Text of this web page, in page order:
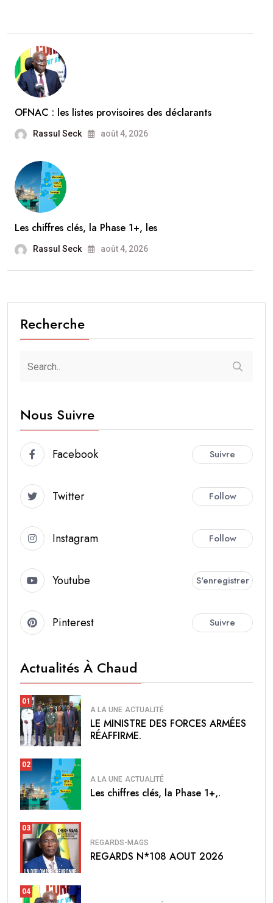
OFNAC : les listes provisoires des déclarants
Rassul Seck août 4, 2026
Les chiffres clés, la Phase 1+, les
Rassul Seck août 4, 2026
Recherche
Nous Suivre
Facebook Suivre
Twitter Follow
Instagram Follow
Youtube S'enregistrer
Pinterest Suivre
Actualités À Chaud
01
A LA UNE ACTUALITÉ
LE MINISTRE DES FORCES ARMÉES
RÉAFFIRME.
02
A LA UNE ACTUALITÉ
Les chiffres clés, la Phase 1+,.
03
REGARDS-MAGS
REGARDS N*108 AOUT 2026
04